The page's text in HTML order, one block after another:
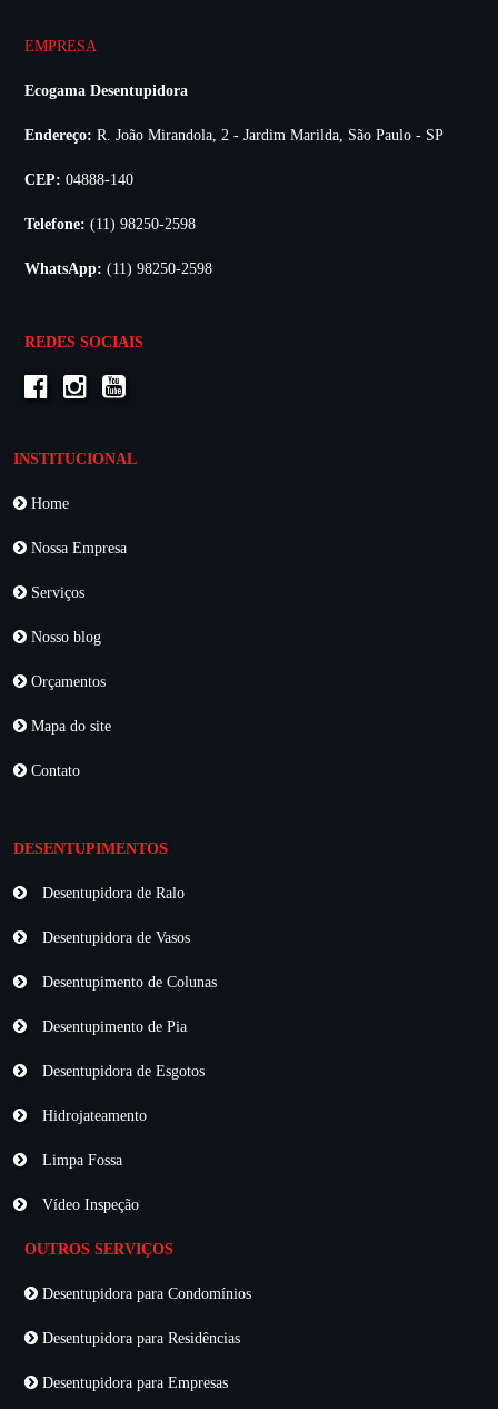
EMPRESA
Ecogama Desentupidora
Endereço: R. João Mirandola, 2 - Jardim Marilda, São Paulo - SP
CEP: 04888-140
Telefone: (11) 98250-2598
WhatsApp: (11) 98250-2598
REDES SOCIAIS
INSTITUCIONAL
Home
Nossa Empresa
Serviços
Nosso blog
Orçamentos
Mapa do site
Contato
DESENTUPIMENTOS
Desentupidora de Ralo
Desentupidora de Vasos
Desentupimento de Colunas
Desentupimento de Pia
Desentupidora de Esgotos
Hidrojateamento
Limpa Fossa
Vídeo Inspeção
OUTROS SERVIÇOS
Desentupidora para Condomínios
Desentupidora para Residências
Desentupidora para Empresas